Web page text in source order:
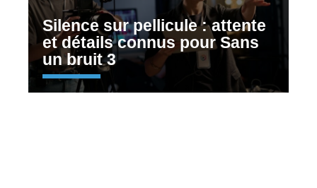
Silence sur pellicule : attente
et détails connus pour Sans
un bruit 3